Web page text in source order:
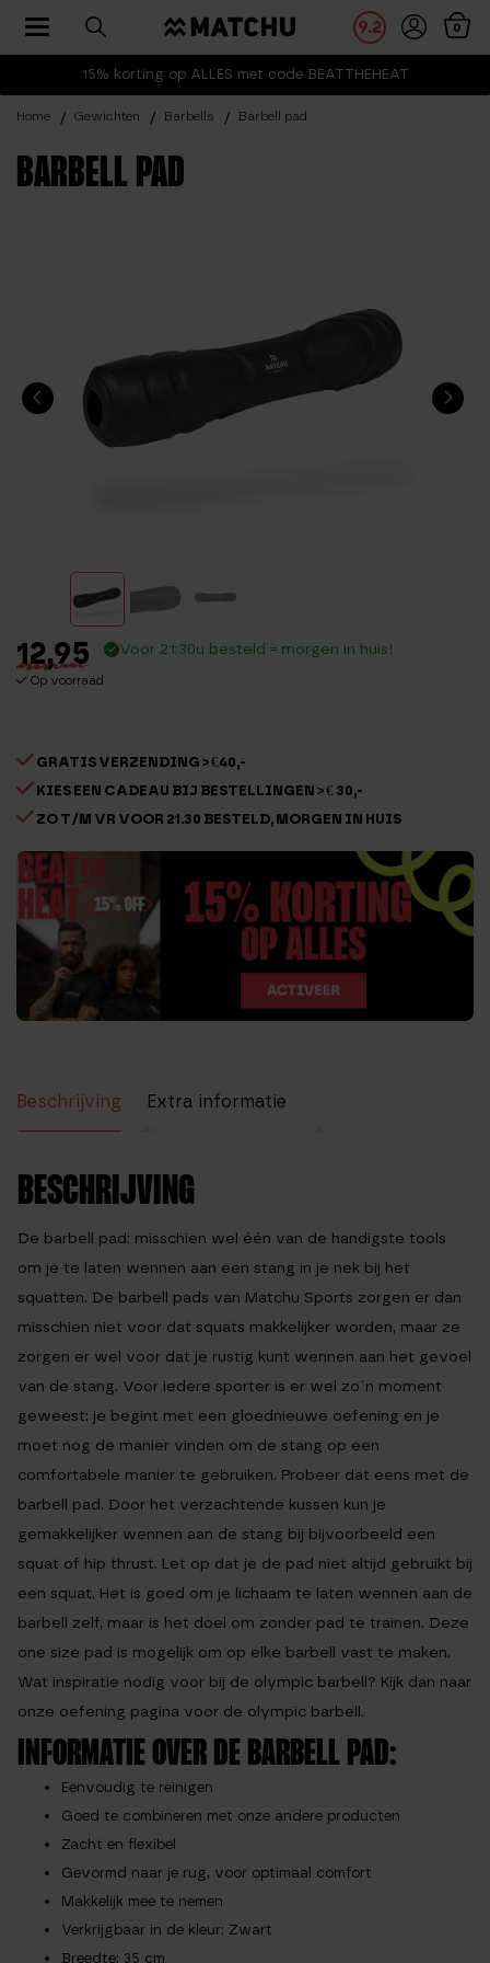
15% korting op ALLES met code BEATTHEHEAT
9.2 0
Toggle navigation
Home Gewichten Barbells Barbell pad
BARBELL PAD
12,95
Op voorraad
Voor 21:30u besteld = morgen in huis!
GRATIS VERZENDING > €40,-
KIES EEN CADEAU BIJ BESTELLINGEN > € 30,-
ZO T/M VR VOOR 21.30 BESTELD, MORGEN IN HUIS
Beschrijving
Extra informatie
BESCHRIJVING
De barbell pad: misschien wel één van de handigste tools
om je te laten wennen aan een stang in je nek bij het
squatten. De barbell pads van Matchu Sports zorgen er dan
misschien niet voor dat squats makkelijker worden, maar ze
zorgen er wel voor dat je rustig kunt wennen aan het gevoel
van de stang. Voor iedere sporter is er wel zo’n moment
geweest: je begint met een gloednieuwe oefening en je
moet nog de manier vinden om de stang op een
comfortabele manier te gebruiken. Probeer dat eens met de
barbell pad. Door het verzachtende kussen kun je
gemakkelijker wennen aan de stang bij bijvoorbeeld een
squat of hip thrust. Let op dat je de pad niet altijd gebruikt bij
een squat. Het is goed om je lichaam te laten wennen aan de
barbell zelf, maar is het doel om zonder pad te trainen. Deze
one size pad is mogelijk om op elke barbell vast te maken.
Wat inspiratie nodig voor bij de olympic barbell? Kijk dan naar
onze oefening pagina voor de olympic barbell.
INFORMATIE OVER DE BARBELL PAD:
Eenvoudig te reinigen
Goed te combineren met onze andere producten
Zacht en flexibel
Gevormd naar je rug, voor optimaal comfort
Makkelijk mee te nemen
Verkrijgbaar in de kleur: Zwart
Breedte: 35 cm